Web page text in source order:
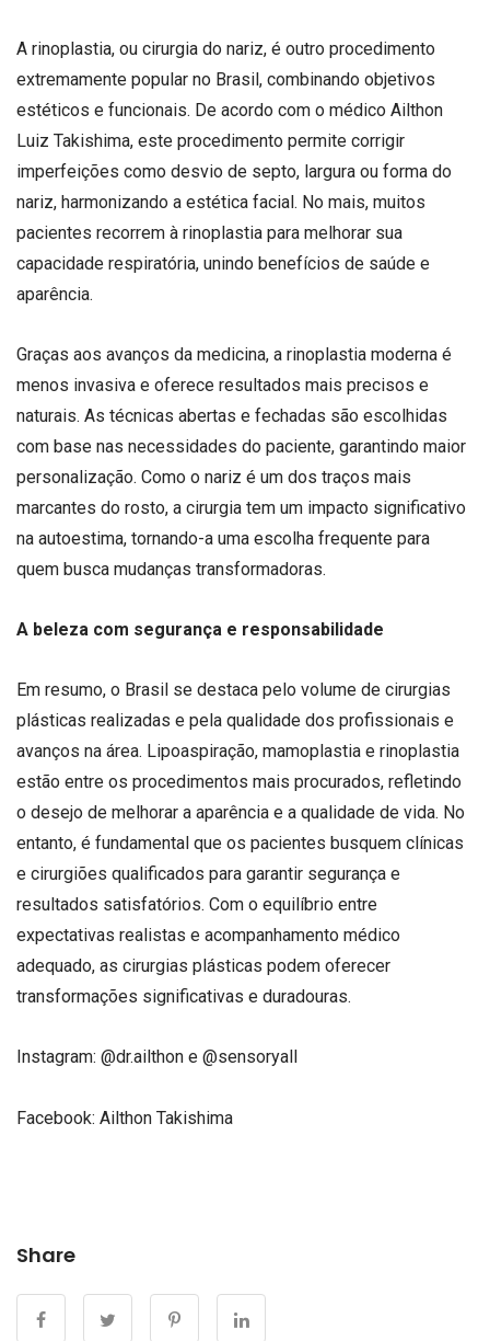
A rinoplastia, ou cirurgia do nariz, é outro procedimento
extremamente popular no Brasil, combinando objetivos
estéticos e funcionais. De acordo com o médico Ailthon
Luiz Takishima, este procedimento permite corrigir
imperfeições como desvio de septo, largura ou forma do
nariz, harmonizando a estética facial. No mais, muitos
pacientes recorrem à rinoplastia para melhorar sua
capacidade respiratória, unindo benefícios de saúde e
aparência.
Graças aos avanços da medicina, a rinoplastia moderna é
menos invasiva e oferece resultados mais precisos e
naturais. As técnicas abertas e fechadas são escolhidas
com base nas necessidades do paciente, garantindo maior
personalização. Como o nariz é um dos traços mais
marcantes do rosto, a cirurgia tem um impacto significativo
na autoestima, tornando-a uma escolha frequente para
quem busca mudanças transformadoras.
A beleza com segurança e responsabilidade
Em resumo, o Brasil se destaca pelo volume de cirurgias
plásticas realizadas e pela qualidade dos profissionais e
avanços na área. Lipoaspiração, mamoplastia e rinoplastia
estão entre os procedimentos mais procurados, refletindo
o desejo de melhorar a aparência e a qualidade de vida. No
entanto, é fundamental que os pacientes busquem clínicas
e cirurgiões qualificados para garantir segurança e
resultados satisfatórios. Com o equilíbrio entre
expectativas realistas e acompanhamento médico
adequado, as cirurgias plásticas podem oferecer
transformações significativas e duradouras.
Instagram: @dr.ailthon e @sensoryall
Facebook: Ailthon Takishima
Share